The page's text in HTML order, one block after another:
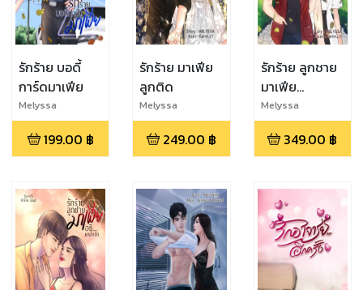
รักร้าย บอดี้
การ์ดมาเฟีย
Melyssa
199.00 ฿
รักร้าย มาเฟีย
ลูกติด
Melyssa
249.00 ฿
รักร้าย ลูกชาย
มาเฟีย
《อาชิ..My
Hero》
Melyssa
349.00 ฿